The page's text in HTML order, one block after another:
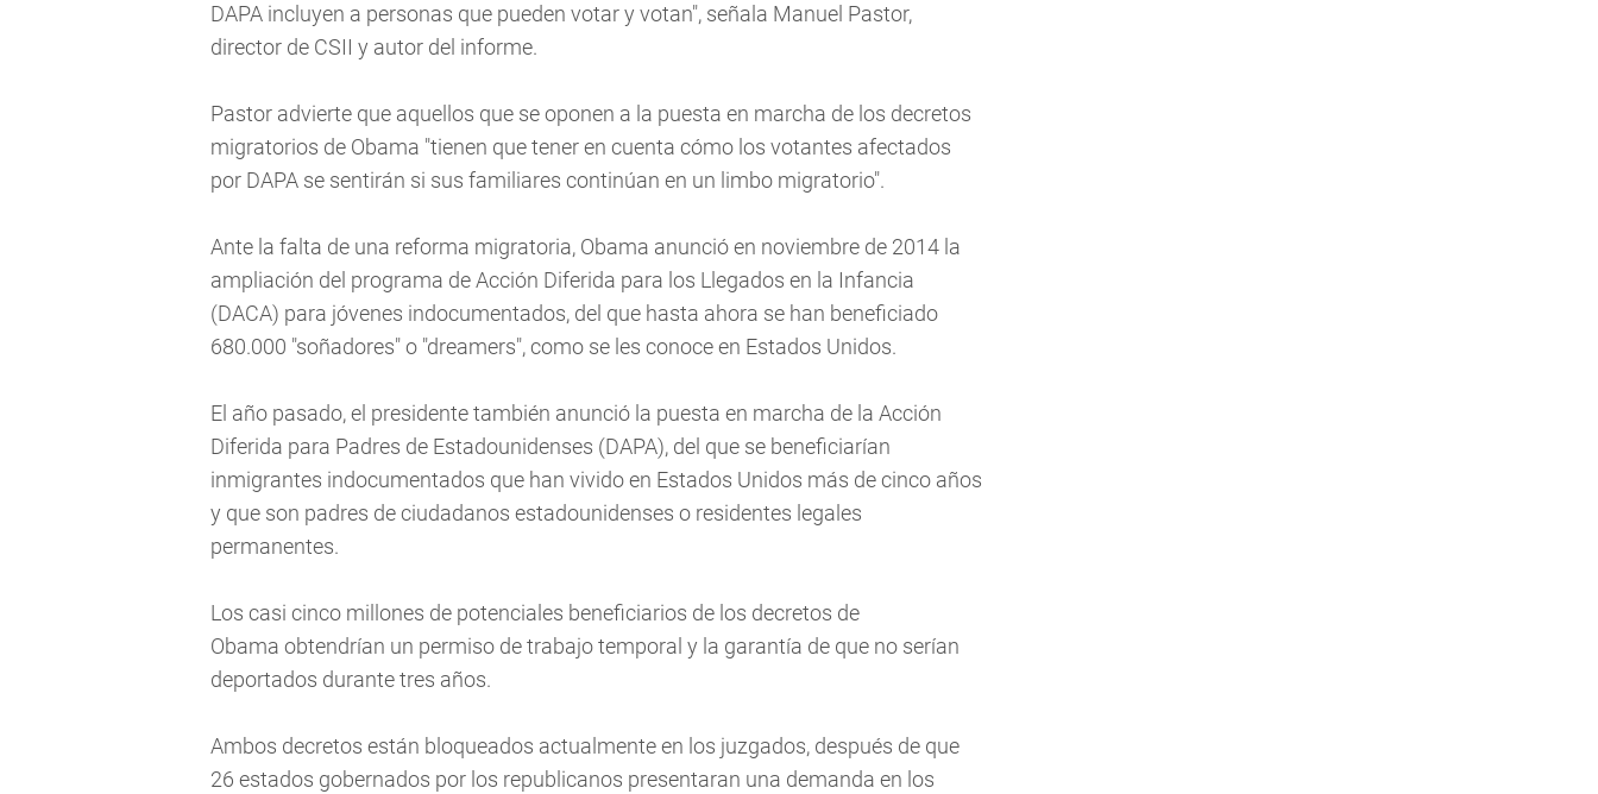
DAPA incluyen a personas que pueden votar y votan", señala Manuel Pastor,
director de CSII y autor del informe.
Pastor advierte que aquellos que se oponen a la puesta en marcha de los decretos
migratorios de Obama "tienen que tener en cuenta cómo los votantes afectados
por DAPA se sentirán si sus familiares continúan en un limbo migratorio".
Ante la falta de una reforma migratoria, Obama anunció en noviembre de 2014 la
ampliación del programa de Acción Diferida para los Llegados en la Infancia
(DACA) para jóvenes indocumentados, del que hasta ahora se han beneficiado
680.000 "soñadores" o "dreamers", como se les conoce en Estados Unidos.
El año pasado, el presidente también anunció la puesta en marcha de la Acción
Diferida para Padres de Estadounidenses (DAPA), del que se beneficiarían
inmigrantes indocumentados que han vivido en Estados Unidos más de cinco años
y que son padres de ciudadanos estadounidenses o residentes legales
permanentes.
Los casi cinco millones de potenciales beneficiarios de los decretos de
Obama obtendrían un permiso de trabajo temporal y la garantía de que no serían
deportados durante tres años.
Ambos decretos están bloqueados actualmente en los juzgados, después de que
26 estados gobernados por los republicanos presentaran una demanda en los